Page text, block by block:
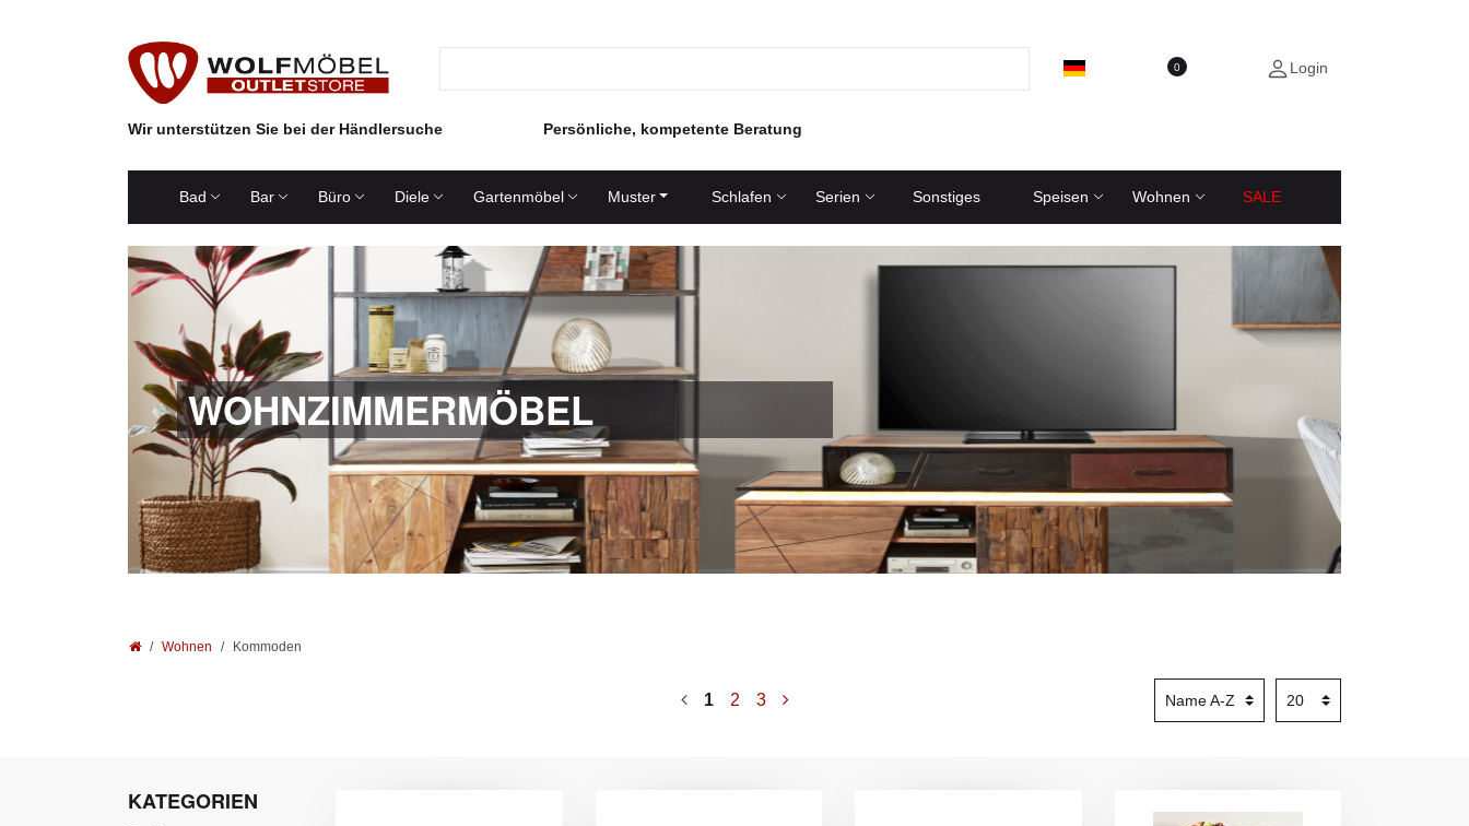
0 Login
Wir unterstützen Sie bei der Händlersuche Persönliche, kompetente Beratung
Bad Bar Büro Diele Gartenmöbel Muster Schlafen Serien Sonstiges Speisen Wohnen SALE
WOHNZIMMERMÖBEL
Wohnen Kommoden
1 2 3
KATEGORIEN